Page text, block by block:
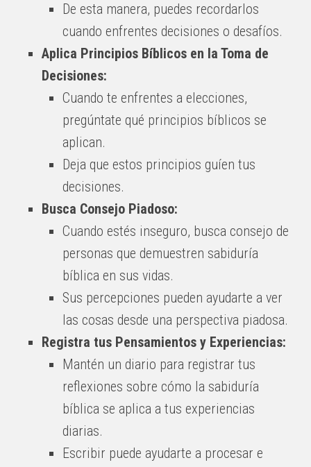
De esta manera, puedes recordarlos
cuando enfrentes decisiones o desafíos.
Aplica Principios Bíblicos en la Toma de
Decisiones:
Cuando te enfrentes a elecciones,
pregúntate qué principios bíblicos se
aplican.
Deja que estos principios guíen tus
decisiones.
Busca Consejo Piadoso:
Cuando estés inseguro, busca consejo de
personas que demuestren sabiduría
bíblica en sus vidas.
Sus percepciones pueden ayudarte a ver
las cosas desde una perspectiva piadosa.
Registra tus Pensamientos y Experiencias:
Mantén un diario para registrar tus
reflexiones sobre cómo la sabiduría
bíblica se aplica a tus experiencias
diarias.
Escribir puede ayudarte a procesar e